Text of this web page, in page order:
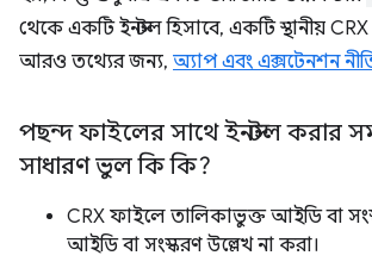
থেকে একটি ইনস্টল হিসাবে, একটি স্থানীয়
আরও তথ্যের জন্য, অ্যাপ এবং এক্সটেনশন
পছন্দ ফাইলের সাথে ইনস্টল করার
সাধারণ ভুল কি কি?
CRX ফাইলে তালিকাভুক্ত আইডি বা
আইডি বা সংস্করণ উল্লেখ না করা।